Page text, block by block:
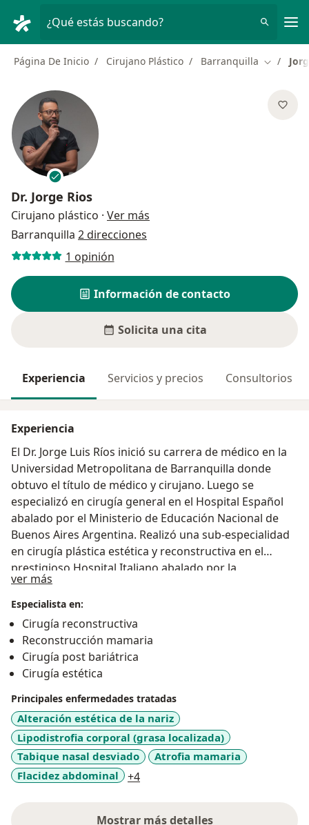
¿Qué estás buscando?
Página De Inicio Cirujano Plástico Barranquilla Cambiar
Dr. Jorge Rios
Cirujano plástico · Ver más
Barranquilla 2 direcciones
1 opinión
Información de contacto
Solicita una cita
Experiencia Servicios y precios Consultorios
Experiencia
El Dr. Jorge Luis Ríos inició su carrera de médico en la
Universidad Metropolitana de Barranquilla donde
obtuvo el título de médico y cirujano. Luego se
especializó en cirugía general en el Hospital Español
abalado por el Ministerio de Educación Nacional de
Buenos Aires Argentina. Realizó una sub-especialidad
en cirugía plástica estética y reconstructiva en el
prestigioso Hospital Italiano abalado por la
Universidad de Buenos Aires Argentina. Catalogado
como uno de los mejores hospitales en Latinoamérica,
además acreditado por la Joint Commission
International. Cuenta con una alta experiencia
quirúrgica y con la asesoría de maestros de talla
internacional que lo motivan a leer y estar siempre
actualizado en las últimas tendencias de educación
médica en la costa caribe Colombiana. Su afinidad y
dedicación por las proporciones estéticas lo motivan
día a día a ofrecerte los mejores resultados.
ver más
Especialista en:
Cirugía reconstructiva
Reconstrucción mamaria
Cirugía post bariátrica
Cirugía estética
Principales enfermedades tratadas
Alteración estética de la nariz
Lipodistrofia corporal (grasa localizada)
Tabique nasal desviado
Atrofia mamaria
Flacidez abdominal
+4a11y_sr_more_diseases
Mostrar más detalles